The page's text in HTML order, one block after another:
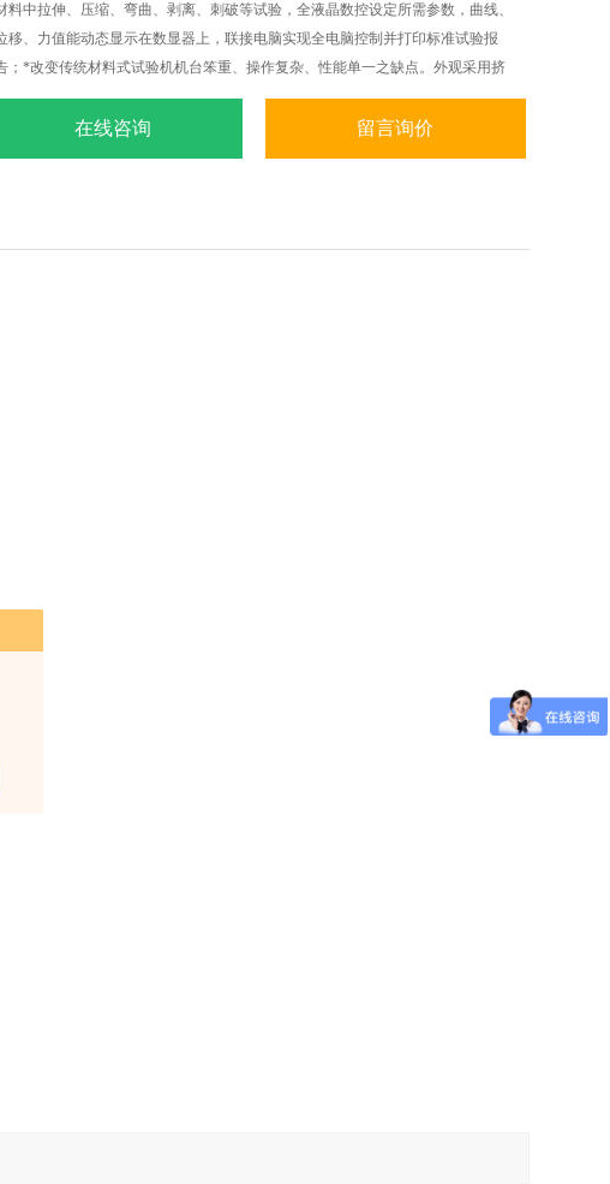
料中拉伸、压缩、弯曲、剥离、刺破等试验，全液晶数控设定所需参数，曲线、
移、力值能动态显示在数显器上，联接电脑实现全电脑控制并打印标准试验报
；*改变传统材料式试验机机台笨重、操作复杂、性能单一之缺点。外观采用挤
封板及高级烤漆处理，更显美观大方。
在线咨询 留言询价